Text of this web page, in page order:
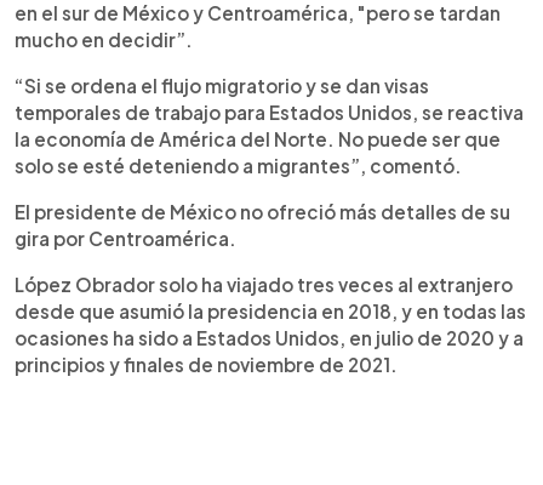
en el sur de México y Centroamérica, "pero se tardan
mucho en decidir”.
“Si se ordena el flujo migratorio y se dan visas
temporales de trabajo para Estados Unidos, se reactiva
la economía de América del Norte. No puede ser que
solo se esté deteniendo a migrantes”, comentó.
El presidente de México no ofreció más detalles de su
gira por Centroamérica.
López Obrador solo ha viajado tres veces al extranjero
desde que asumió la presidencia en 2018, y en todas las
ocasiones ha sido a Estados Unidos, en julio de 2020 y a
principios y finales de noviembre de 2021.